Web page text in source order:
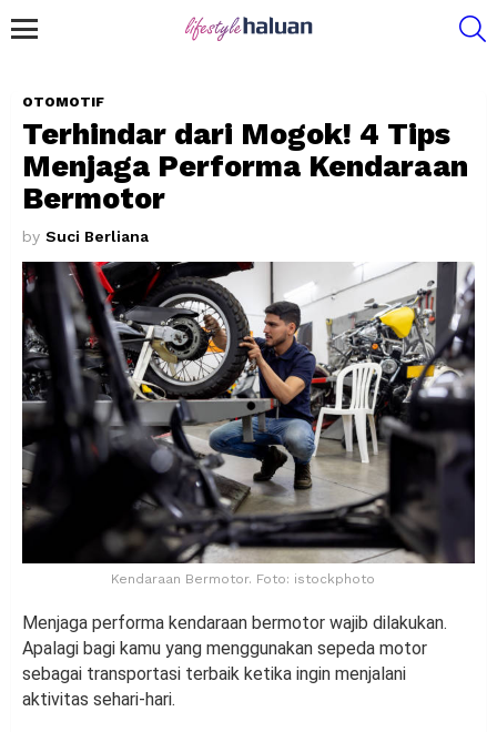
OTOMOTIF
Terhindar dari Mogok! 4 Tips
Menjaga Performa Kendaraan
Bermotor
by Suci Berliana
Kendaraan Bermotor. Foto: istockphoto
Menjaga performa kendaraan bermotor wajib dilakukan.
Apalagi bagi kamu yang menggunakan sepeda motor
sebagai transportasi terbaik ketika ingin menjalani
aktivitas sehari-hari.